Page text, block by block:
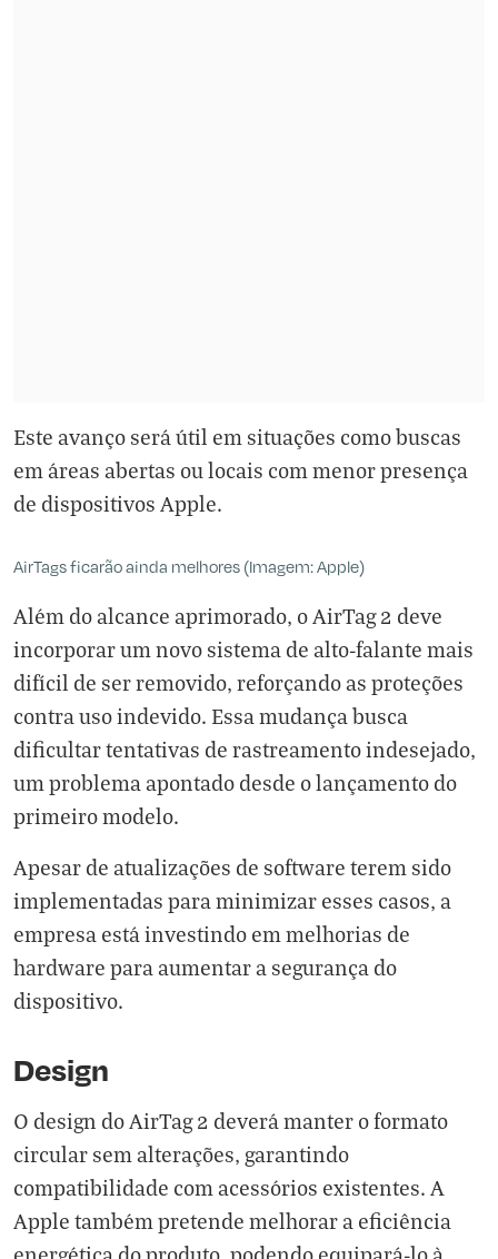
Este avanço será útil em situações como buscas
em áreas abertas ou locais com menor presença
de dispositivos Apple.
AirTags ficarão ainda melhores (Imagem: Apple)
Além do alcance aprimorado, o AirTag 2 deve
incorporar um novo sistema de alto-falante mais
difícil de ser removido, reforçando as proteções
contra uso indevido. Essa mudança busca
dificultar tentativas de rastreamento indesejado,
um problema apontado desde o lançamento do
primeiro modelo.
Apesar de atualizações de software terem sido
implementadas para minimizar esses casos, a
empresa está investindo em melhorias de
hardware para aumentar a segurança do
dispositivo.
Design
O design do AirTag 2 deverá manter o formato
circular sem alterações, garantindo
compatibilidade com acessórios existentes. A
Apple também pretende melhorar a eficiência